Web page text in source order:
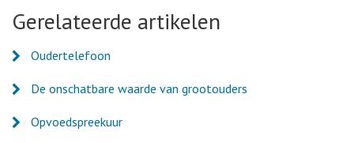
mail
Gerelateerde artikelen
Oudertelefoon
De onschatbare waarde van grootouders
Opvoedspreekuur